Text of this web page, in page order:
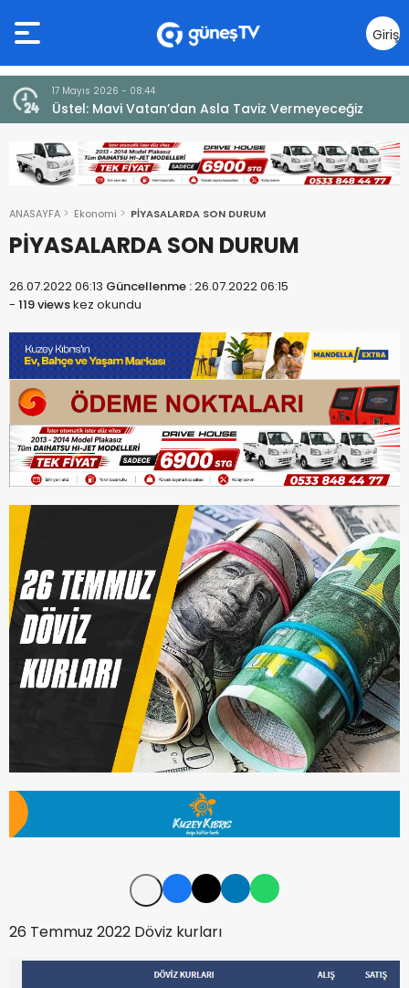
Giriş
Yap
7 Ağustos 2026 - 12:36
ÜSTEL: “ERENKÖY RUHU SONSUZA DEK YAŞAYACAK”
ANASAYFA Ekonomi PİYASALARDA SON DURUM
PİYASALARDA SON DURUM
26.07.2022 06:13 Güncellenme :26.07.2022 06:15
- 119 viewskez okundu
26 Temmuz 2022 Döviz kurları